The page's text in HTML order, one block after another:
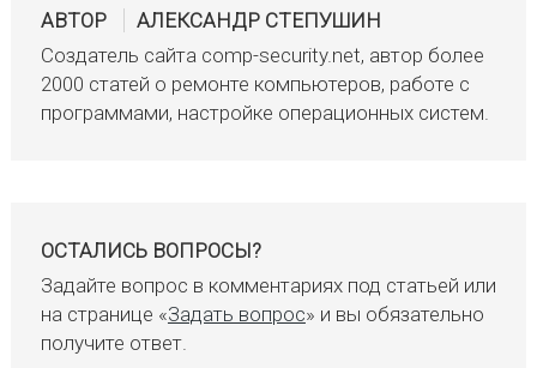
АВТОР
АЛЕКСАНДР СТЕПУШИН
Создатель сайта comp-security.net, автор более
2000 статей о ремонте компьютеров, работе с
программами, настройке операционных систем.
ОСТАЛИСЬ ВОПРОСЫ?
Задайте вопрос в комментариях под статьей или
на странице «Задать вопрос» и вы обязательно
получите ответ.